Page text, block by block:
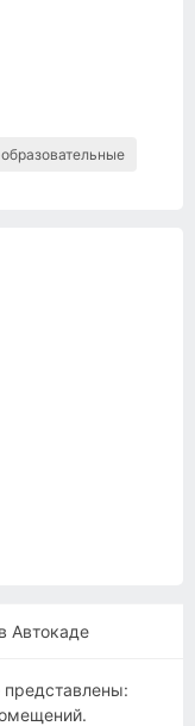
Автокаде